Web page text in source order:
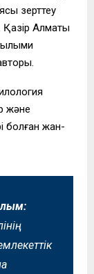
зерттеу
Қазір Алматы
және
болған жан-